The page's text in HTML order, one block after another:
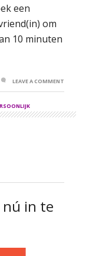
een
om
10 minuten
LEAVE A COMMENT
nú in te